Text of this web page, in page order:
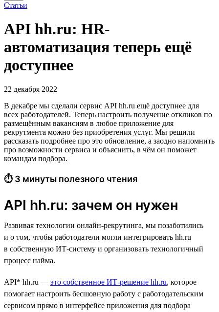
Статьи
API hh.ru: HR-
автоматизация теперь ещё
доступнее
22 декабря 2022
В декабре мы сделали сервис API hh.ru ещё доступнее для
всех работодателей. Теперь настроить получение откликов по
размещённым вакансиям в любое приложение для
рекрутмента можно без приобретения услуг. Мы решили
рассказать подробнее про это обновление, а заодно напомнить
про возможности сервиса и объяснить, в чём он поможет
командам подбора.
⏱ 3 минуты полезного чтения
API hh.ru: зачем он нужен
Развивая технологии онлайн-рекрутинга, мы позаботились
и о том, чтобы работодатели могли интегрировать hh.ru
в собственную ИТ-систему и организовать технологичный
процесс найма.
API* hh.ru — это собственное ИТ-решение hh.ru, которое
помогает настроить бесшовную работу с работодательским
сервисом прямо в интерфейсе приложения для подбора